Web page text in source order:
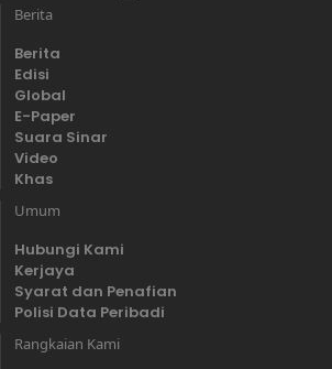
Berita
Berita
Edisi
Global
E-Paper
Suara Sinar
Video
Khas
Umum
Hubungi Kami
Kerjaya
Syarat dan Penafian
Polisi Data Peribadi
Rangkaian Kami